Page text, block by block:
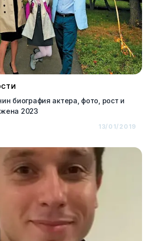
биография актера, фото, рост и
жена 2023
13/01/2019